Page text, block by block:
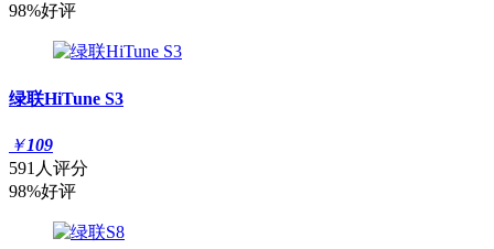
98%好评
绿联HiTune S3
￥109
591人评分
98%好评